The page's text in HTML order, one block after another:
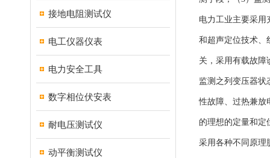
接地电阻测试仪
电工仪器仪表
电力安全工具
数字相位伏安表
耐电压测试仪
动平衡测试仪
电力工业主要采用
和超声定位技术、
关，采用有载故障
监测之列变压器状
性故障、过热兼放
的理想的定量和定
采用各种不同原理